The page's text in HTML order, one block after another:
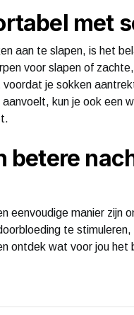
met
aan te slapen, is het
voor slapen of
je sokken
kun je ook een
betere
eenvoudige manier zijn
te stimuleren,
ontdek wat voor jou